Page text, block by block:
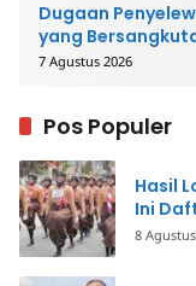
Dugaan
yang
Mengembalikan
7 Agustus 2026
Pos Populer
Hasil
Ini
8